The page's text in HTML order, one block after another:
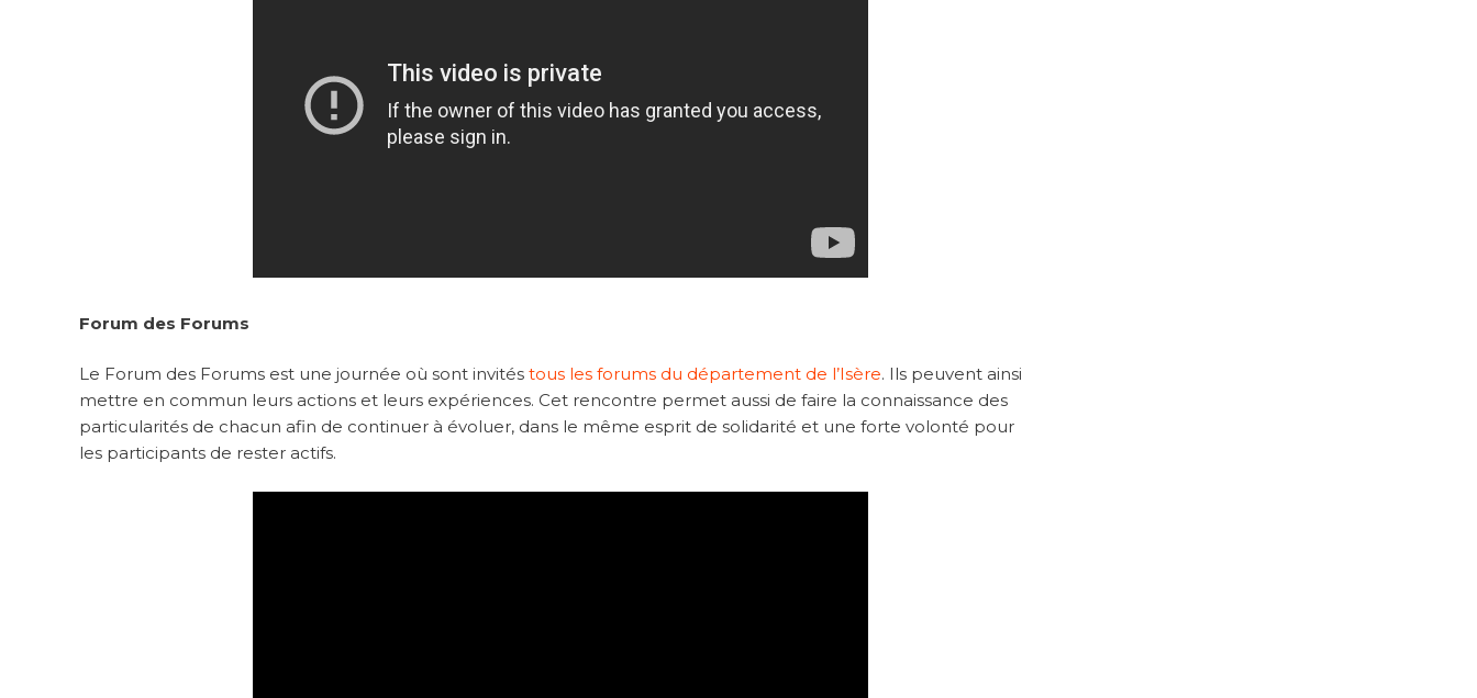
Forum des Forums
Le Forum des Forums est une journée où sont invités tous les forums du département de l’Isère. Ils peuvent ainsi
mettre en commun leurs actions et leurs expériences. Cet rencontre permet aussi de faire la connaissance des
particularités de chacun afin de continuer à évoluer, dans le même esprit de solidarité et une forte volonté pour
les participants de rester actifs.